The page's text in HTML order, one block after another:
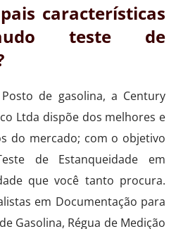
características
teste de
de gasolina, a Century
Ltda dispõe dos melhores e
do mercado; com o objetivo
de Estanqueidade em
que você tanto procura.
em Documentação para
Gasolina, Régua de Medição